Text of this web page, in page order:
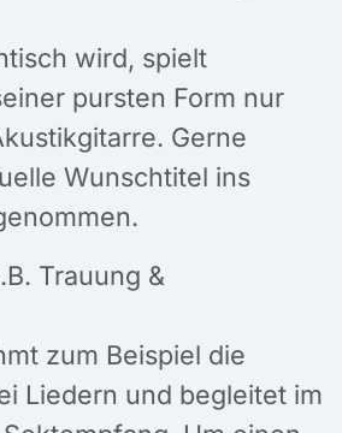
wird, spielt
pursten Form nur
Gerne
Wunschtitel ins
Trauung &
zum Beispiel die
Liedern und begleitet im